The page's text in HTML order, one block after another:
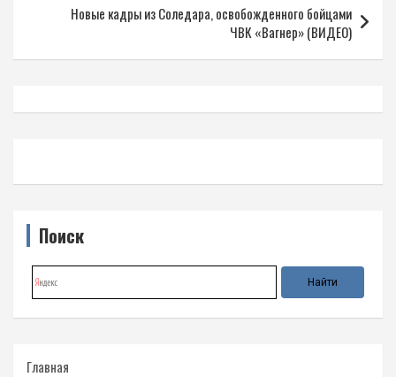
Новые кадры из Соледара, освобожденного бойцами
ЧВК «Вагнер» (ВИДЕО)
Поиск
Главная